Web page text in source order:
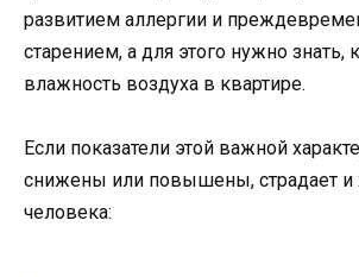
развитием аллергии и
старением, а для этого нужно знать,
влажность воздуха в квартире.
Если показатели этой важной
снижены или повышены, страдает
человека: